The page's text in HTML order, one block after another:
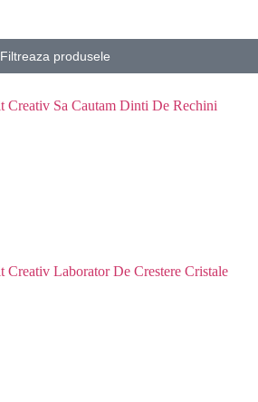
Filtreaza produsele
Creativ Sa Cautam Dinti De Rechini
Laborator De Crestere Cristale